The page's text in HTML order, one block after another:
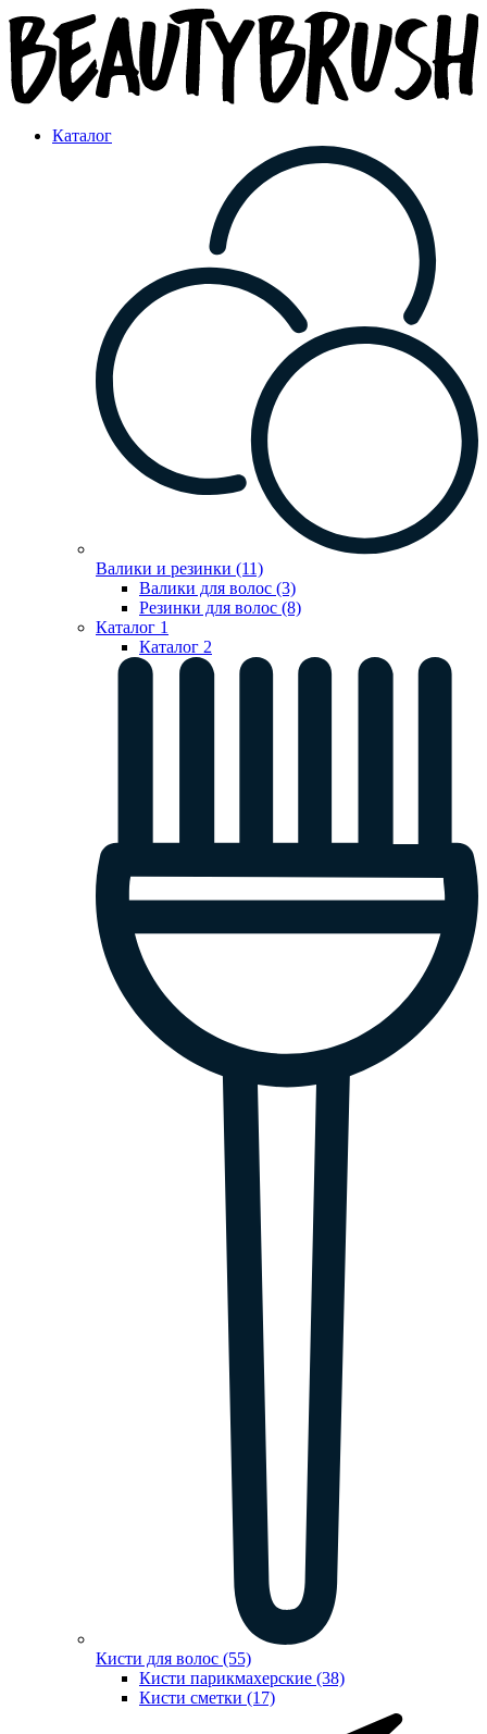
Каталог
Валики и резинки (11)
Валики для волос (3)
Резинки для волос (8)
Каталог 1
Каталог 2
Кисти для волос (55)
Кисти парикмахерские (38)
Кисти сметки (17)